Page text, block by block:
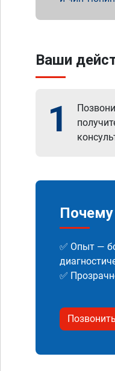
Ваши
1
✅ Опыт —
✅
Позвонить